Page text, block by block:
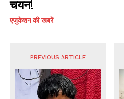
चयन!
एजुकेशन की खबरें
PREVIOUS ARTICLE